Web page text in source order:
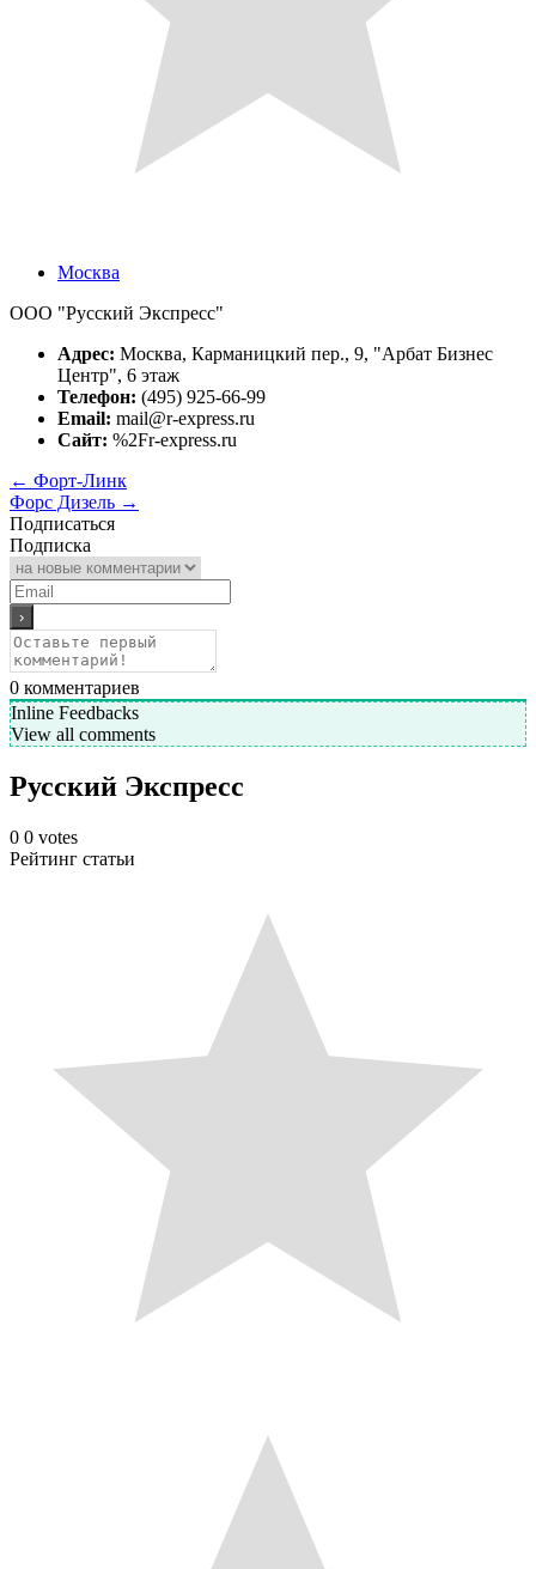
Москва
ООО "Русский Экспресс"
Адрес: Москва, Карманицкий пер., 9, "Арбат Бизнес
Центр", 6 этаж
Телефон: (495) 925-66-99
Email: mail@r-express.ru
Сайт: %2Fr-express.ru
← Форт-Линк
Форс Дизель →
Подписаться
Подписка
0 комментариев
Inline Feedbacks
View all comments
Русский Экспресс
0 0 votes
Рейтинг статьи